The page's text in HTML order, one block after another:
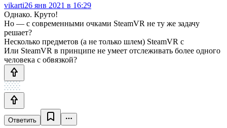
vikarti26 янв 2021 в 16:29
Однако. Круто!
Но — с современными очками SteamVR не ту же задачу
решает?
Несколько предметов (а не только шлем) SteamVR с
Или SteamVR в принципе не умеет отслеживать более одного
человека с обвязкой?
Ответить